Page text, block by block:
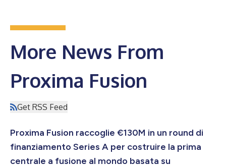
More News From
Proxima Fusion
Get RSS Feed
Proxima Fusion raccoglie €130M in un round di
finanziamento Series A per costruire la prima
centrale a fusione al mondo basata su